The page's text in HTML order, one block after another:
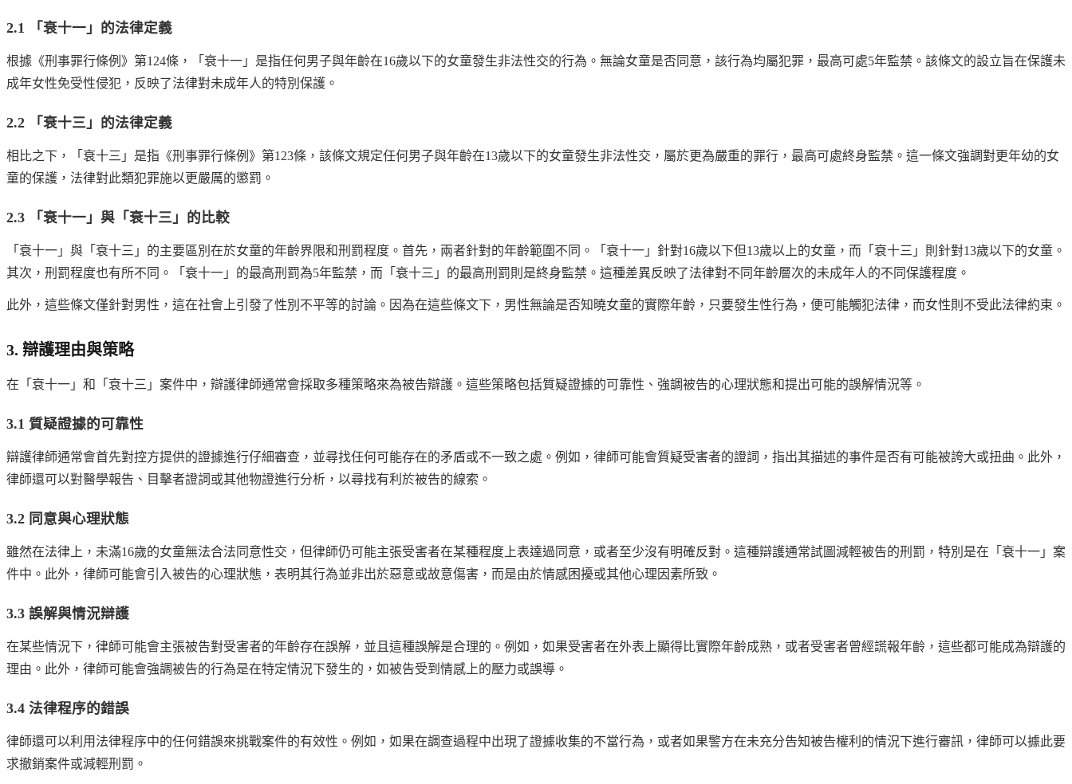
2.1 「衰十一」的法律定義
根據《刑事罪行條例》第124條，「衰十一」是指任何男子與年齡在16歲以下的女童發生非法性交的行為。無論女童是否同意，該行為均屬犯罪，最高可處5年監禁。該條文的設立旨在保護未
成年女性免受性侵犯，反映了法律對未成年人的特別保護。
2.2 「衰十三」的法律定義
相比之下，「衰十三」是指《刑事罪行條例》第123條，該條文規定任何男子與年齡在13歲以下的女童發生非法性交，屬於更為嚴重的罪行，最高可處終身監禁。這一條文強調對更年幼的女
童的保護，法律對此類犯罪施以更嚴厲的懲罰。
2.3 「衰十一」與「衰十三」的比較
「衰十一」與「衰十三」的主要區別在於女童的年齡界限和刑罰程度。首先，兩者針對的年齡範圍不同。「衰十一」針對16歲以下但13歲以上的女童，而「衰十三」則針對13歲以下的女童。
其次，刑罰程度也有所不同。「衰十一」的最高刑罰為5年監禁，而「衰十三」的最高刑罰則是終身監禁。這種差異反映了法律對不同年齡層次的未成年人的不同保護程度。
此外，這些條文僅針對男性，這在社會上引發了性別不平等的討論。因為在這些條文下，男性無論是否知曉女童的實際年齡，只要發生性行為，便可能觸犯法律，而女性則不受此法律約束。
3. 辯護理由與策略
在「衰十一」和「衰十三」案件中，辯護律師通常會採取多種策略來為被告辯護。這些策略包括質疑證據的可靠性、強調被告的心理狀態和提出可能的誤解情況等。
3.1 質疑證據的可靠性
辯護律師通常會首先對控方提供的證據進行仔細審查，並尋找任何可能存在的矛盾或不一致之處。例如，律師可能會質疑受害者的證詞，指出其描述的事件是否有可能被誇大或扭曲。此外，
律師還可以對醫學報告、目擊者證詞或其他物證進行分析，以尋找有利於被告的線索。
3.2 同意與心理狀態
雖然在法律上，未滿16歲的女童無法合法同意性交，但律師仍可能主張受害者在某種程度上表達過同意，或者至少沒有明確反對。這種辯護通常試圖減輕被告的刑罰，特別是在「衰十一」案
件中。此外，律師可能會引入被告的心理狀態，表明其行為並非出於惡意或故意傷害，而是由於情感困擾或其他心理因素所致。
3.3 誤解與情況辯護
在某些情況下，律師可能會主張被告對受害者的年齡存在誤解，並且這種誤解是合理的。例如，如果受害者在外表上顯得比實際年齡成熟，或者受害者曾經謊報年齡，這些都可能成為辯護的
理由。此外，律師可能會強調被告的行為是在特定情況下發生的，如被告受到情感上的壓力或誤導。
3.4 法律程序的錯誤
律師還可以利用法律程序中的任何錯誤來挑戰案件的有效性。例如，如果在調查過程中出現了證據收集的不當行為，或者如果警方在未充分告知被告權利的情況下進行審訊，律師可以據此要
求撤銷案件或減輕刑罰。